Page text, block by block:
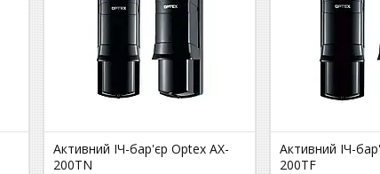
Активний ІЧ-бар'єр Optex AX-
200TN
Активний ІЧ-
200TF